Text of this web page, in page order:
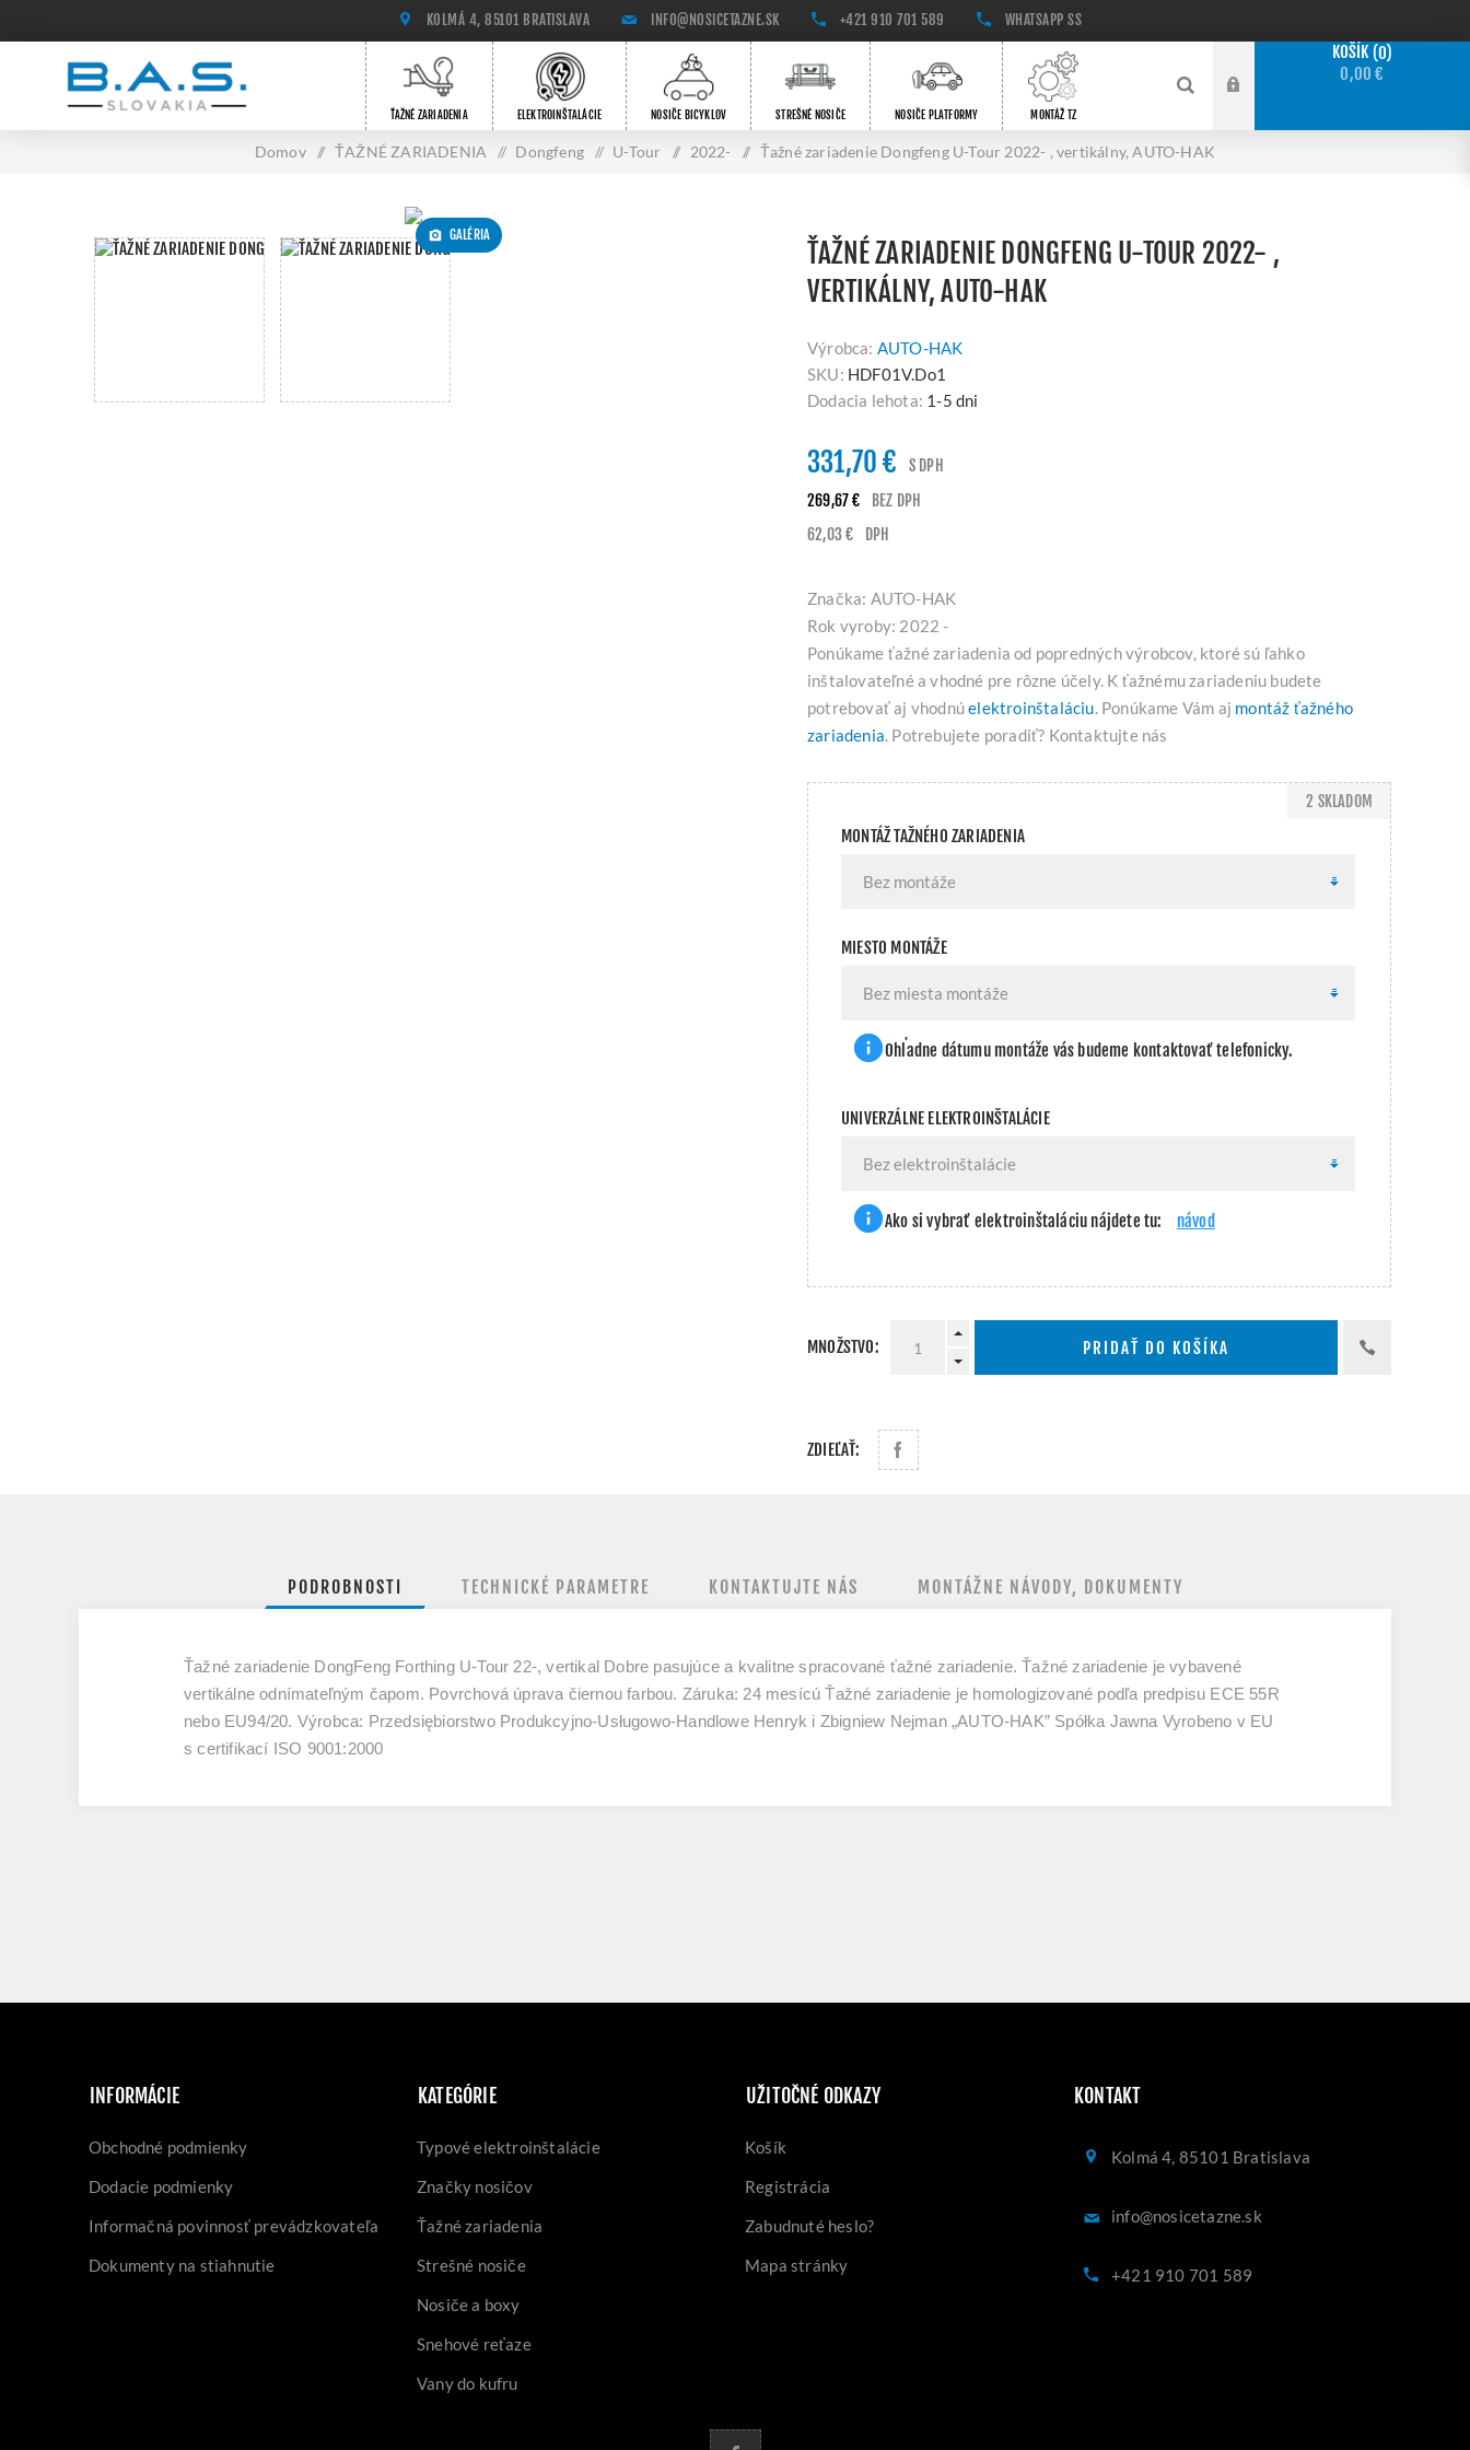
KOLMÁ 4, 85101 BRATISLAVA INFO@NOSICETAZNE.SK +421 910 701 589 WHATSAPP SS
ŤAŽNÉ ZARIADENIA ELEKTROINŠTALÁCIE NOSIČE BICYKLOV STREŠNÉ NOSIČE NOSIČE PLATFORMY MONTÁŽ TZ
KOŠÍK 0
0,00 €
Domov / ŤAŽNÉ ZARIADENIA / Dongfeng / U-Tour / 2022- / Ťažné zariadenie Dongfeng U-Tour 2022- , vertikálny, AUTO-HAK
GALÉRIA
ŤAŽNÉ ZARIADENIE DONGFENG U-TOUR 2022- ,
VERTIKÁLNY, AUTO-HAK
Výrobca: AUTO-HAK
SKU: HDF01V.Do1
Dodacia lehota: 1-5 dni
331,70 €
S DPH
269,67 €
BEZ DPH
62,03 €
DPH
Značka: AUTO-HAK
Rok vyroby: 2022 -
Ponúkame ťažné zariadenia od popredných výrobcov, ktoré sú ľahko
inštalovateľné a vhodné pre rôzne účely. K ťažnému zariadeniu budete
potrebovať aj vhodnúelektroinštaláciu. Ponúkame Vám aj montáž ťažného
zariadenia. Potrebujete poradiť? Kontaktujte nás
MONTÁŽ TAŽNÉHO ZARIADENIA
MIESTO MONTÁŽE
Ohľadne dátumu montáže vás budeme kontaktovať telefonicky.
UNIVERZÁLNE ELEKTROINŠTALÁCIE
Ako si vybrať elektroinštaláciu nájdete tu: návod
2 SKLADOM
MNOŽSTVO: PRIDAŤ DO KOŠÍKA
ZDIEĽAŤ:
PODROBNOSTI TECHNICKÉ PARAMETRE KONTAKTUJTE NÁS MONTÁŽNE NÁVODY, DOKUMENTY
Ťažné zariadenie DongFeng Forthing U-Tour 22-, vertikal Dobre pasujúce a kvalitne spracované ťažné zariadenie. Ťažné zariadenie je vybavené
vertikálne odnímateľným čapom. Povrchová úprava čiernou farbou. Záruka: 24 mesícú Ťažné zariadenie je homologizované podľa predpisu ECE 55R
nebo EU94/20. Výrobca: Przedsiębiorstwo Produkcyjno-Usługowo-Handlowe Henryk i Zbigniew Nejman „AUTO-HAK” Spółka Jawna Vyrobeno v EU
s certifikací ISO 9001:2000
INFORMÁCIE
Obchodné podmienky
Dodacie podmienky
Informačná povinnosť prevádzkovateľa
Dokumenty na stiahnutie
KATEGÓRIE
Typové elektroinštalácie
Značky nosičov
Ťažné zariadenia
Strešné nosiče
Nosiče a boxy
Snehové reťaze
Vany do kufru
UŽITOČNÉ ODKAZY
Košík
Registrácia
Zabudnuté heslo?
Mapa stránky
KONTAKT
Kolmá 4, 85101 Bratislava
info@nosicetazne.sk
+421 910 701 589